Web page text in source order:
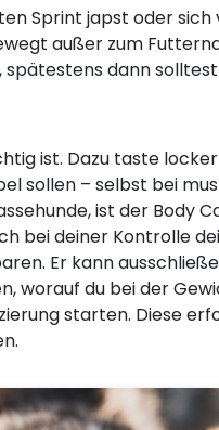
Sprint japst oder sich
außer zum
spätestens dann
ist. Dazu taste
sollen – selbst bei
ist der Body
bei deiner Kontrolle
Er kann
worauf du bei der
starten. Diese